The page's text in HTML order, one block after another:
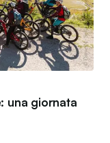
una giornata